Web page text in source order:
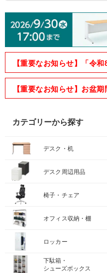
【重要なお知らせ】「令
【重要なお知らせ】お盆
カテゴリーから探す
デスク・机
デスク周辺用品
椅子・チェア
オフィス収納・棚
ロッカー
下駄箱・
シューズボックス